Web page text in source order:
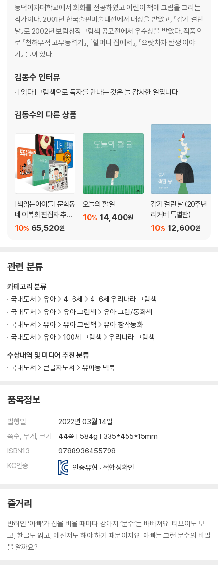
동덕여자대학교에서 회화를 전공하였고 어린이 책에 그림을 그리는
작가이다. 2001년 한국출판미술대전에서 대상을 받았고, 『감기 걸린
날』로 2002년 보림창작그림책 공모전에서 우수상을 받았다. 작품으
로 『천하무적 고무동력기』, 『할머니 집에서』, 『으랏차차 탄생 이야
기』 들이 있다.
김동수 인터뷰
[읽다]그림책으로 독자를 만나는 것은 늘 감사한 일입니다
김동수의 다른 상품
[책읽는아이들] 문학동
네 이복희 편집자 추천
유아 세트65,520원
10%
오늘의 할 일
14,400원
10%
감기 걸린 날 (20주년
리커버 특별판)
12,600원
10%
관련 분류
수상내역 및 미디어 추천 분류
국내도서
큰글자도서 유아동 빅북
카테고리 분류
국내도서
유아 4-6세
4-6세 우리나라 그림책
국내도서
유아 유아 그림책
유아 그림/동화책
국내도서
유아 유아 그림책
유아 창작동화
국내도서
유아 100세 그림책 우리나라 그림책
품목정보
발행일
2022년 03월 14일
쪽수, 무게, 크기
44쪽 | 584g | 335*455*15mm
ISBN13
9788936455798
KC인증
인증유형 : 적합성확인
줄거리
반려인 ‘아빠’가 집을 비울 때마다 강아지 ‘문수’는 바빠져요. 티브이도 보
고, 한글도 읽고, 메신저도 해야 하기 때문이지요. 아빠는 그런 문수의 비밀
을 알까요?